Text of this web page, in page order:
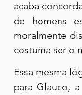
acaba
de homens
moralmente
costuma ser o
Essa mesma
para Glauco,